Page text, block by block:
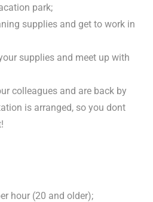
park;
supplies and get to work in
supplies and meet up with
colleagues and are back by
is arranged, so you dont
hour (20 and older);